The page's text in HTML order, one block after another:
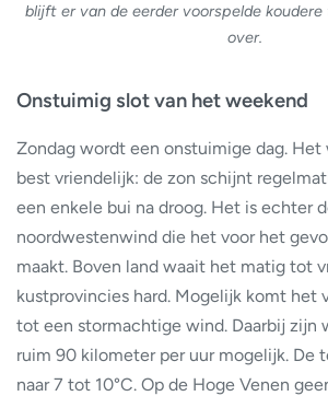
blijft er van de eerder voorspelde
over.
Onstuimig slot van het weekend
Zondag wordt een onstuimige dag.
best vriendelijk: de zon schijnt
een enkele bui na droog. Het is echter
noordwestenwind die het voor het
maakt. Boven land waait het matig tot
kustprovincies hard. Mogelijk komt het
tot een stormachtige wind. Daarbij zijn
ruim 90 kilometer per uur mogelijk. De
naar 7 tot 10°C. Op de Hoge Venen